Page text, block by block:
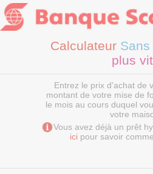
CalculateurSans
plus
Entrez le prix d'achat de
montant de votre mise de
le mois au cours duquel
votre
Vous avez déjà un prêt
ici pour savoir